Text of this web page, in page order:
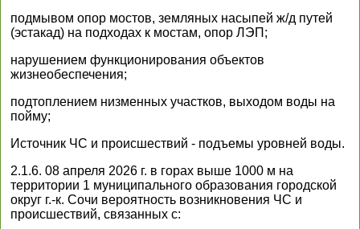
подмывом опор мостов, земляных насыпей ж/д путей
(эстакад) на подходах к мостам, опор ЛЭП;
нарушением функционирования объектов
жизнеобеспечения;
подтоплением низменных участков, выходом воды на
пойму;
Источник ЧС и происшествий - подъемы уровней воды.
2.1.6. 08 апреля 2026 г. в горах выше 1000 м на
территории 1 муниципального образования городской
округ г.-к. Сочи вероятность возникновения ЧС и
происшествий, связанных с: